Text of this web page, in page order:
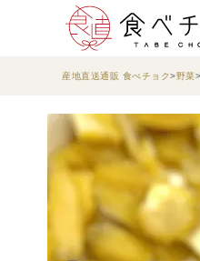
産地直送通販 食べチョク 野菜